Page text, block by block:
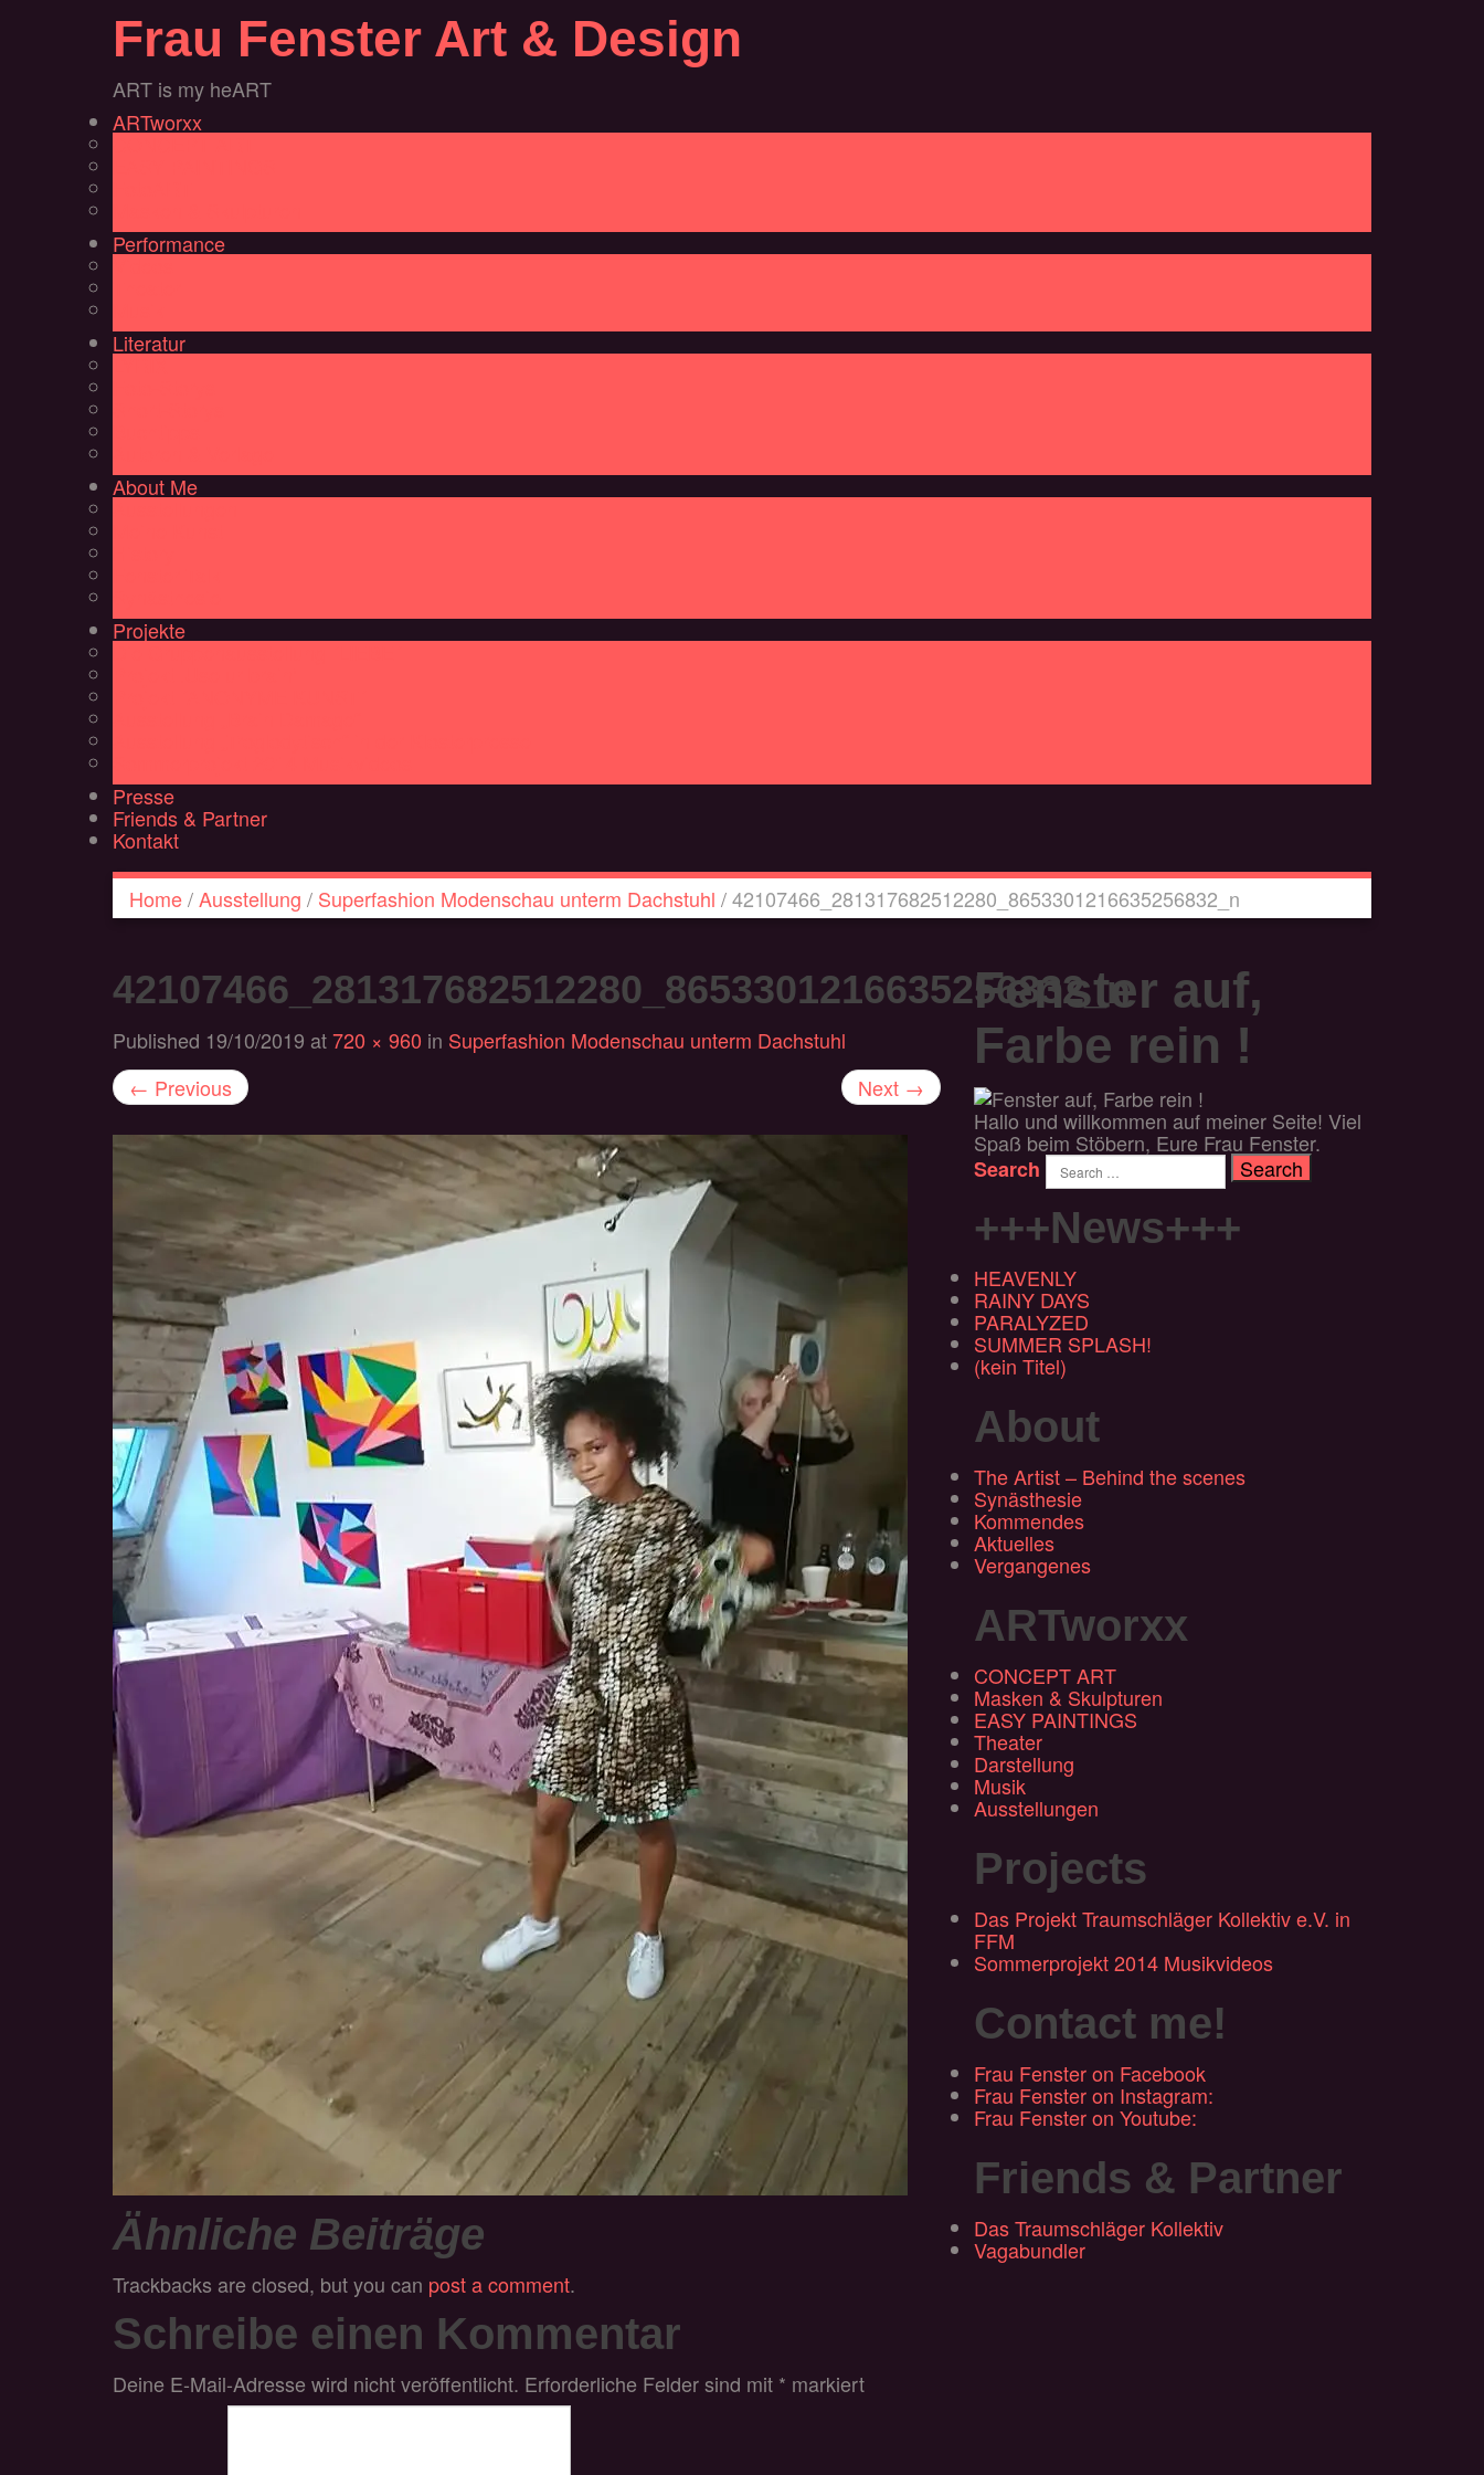
Frau Fenster Art & Design
ART is my heART
ARTworxx
Performance
Literatur
About Me
Projekte
Presse
Friends & Partner
Kontakt
Home/Ausstellung / Superfashion Modenschau unterm Dachstuhl /42107466_281317682512280_8653301216635256832_n
42107466_281317682512280_8653301216635256832_n
Published 19/10/2019 at720 × 960 in Superfashion Modenschau unterm Dachstuhl
← Previous Next →
Ähnliche Beiträge
Trackbacks are closed, but you can post a comment.
Schreibe einen Kommentar
Deine E-Mail-Adresse wird nicht veröffentlicht. Erforderliche Felder sind mit * markiert
Fenster auf,
Farbe rein !
Hallo und willkommen auf meiner Seite! Viel
Spaß beim Stöbern, Eure Frau Fenster.
Search
+++News+++
HEAVENLY
RAINY DAYS
PARALYZED
SUMMER SPLASH!
(kein Titel)
About
The Artist – Behind the scenes
Synästhesie
Kommendes
Aktuelles
Vergangenes
ARTworxx
CONCEPT ART
Masken & Skulpturen
EASY PAINTINGS
Theater
Darstellung
Musik
Ausstellungen
Projects
Das Projekt Traumschläger Kollektiv e.V. in
FFM
Sommerprojekt 2014 Musikvideos
Contact me!
Frau Fenster on Facebook
Frau Fenster on Instagram:
Frau Fenster on Youtube:
Friends & Partner
Das Traumschläger Kollektiv
Vagabundler